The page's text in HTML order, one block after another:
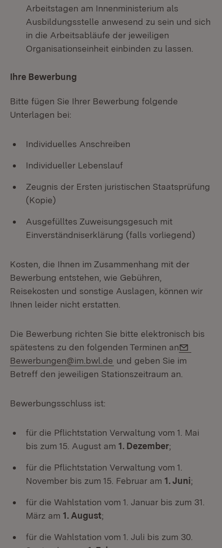
Arbeitstagen am Innenministerium als
Ausbildungsstelle anwesend zu sein und sich
in die Arbeitsabläufe der jeweiligen
Organisationseinheit einbinden zu lassen.
Ihre Bewerbung
Bitte fügen Sie Ihrer Bewerbung folgende
Unterlagen bei:
Individuelles Anschreiben
Individueller Lebenslauf
Zeugnis der Ersten juristischen Staatsprüfung
(Kopie)
Ausgefülltes Zuweisungsgesuch mit
Einverständniserklärung (falls vorliegend)
Kosten, die Ihnen im Zusammenhang mit der
Bewerbung entstehen, wie Gebühren,
Reisekosten und sonstige Auslagen, können wir
Ihnen leider nicht erstatten.
Die Bewerbung richten Sie bitte elektronisch bis
spätestens zu den folgenden Terminen an
Bewerbungen@im.bwl.de und geben Sie im
Betreff den jeweiligen Stationszeitraum an.
Bewerbungsschluss ist:
für die Pflichtstation Verwaltung vom 1. Mai
bis zum 15. August am 1. Dezember;
für die Pflichtstation Verwaltung vom 1.
November bis zum 15. Februar am 1. Juni;
für die Wahlstation vom 1. Januar bis zum 31.
März am 1. August;
für die Wahlstation vom 1. Juli bis zum 30.